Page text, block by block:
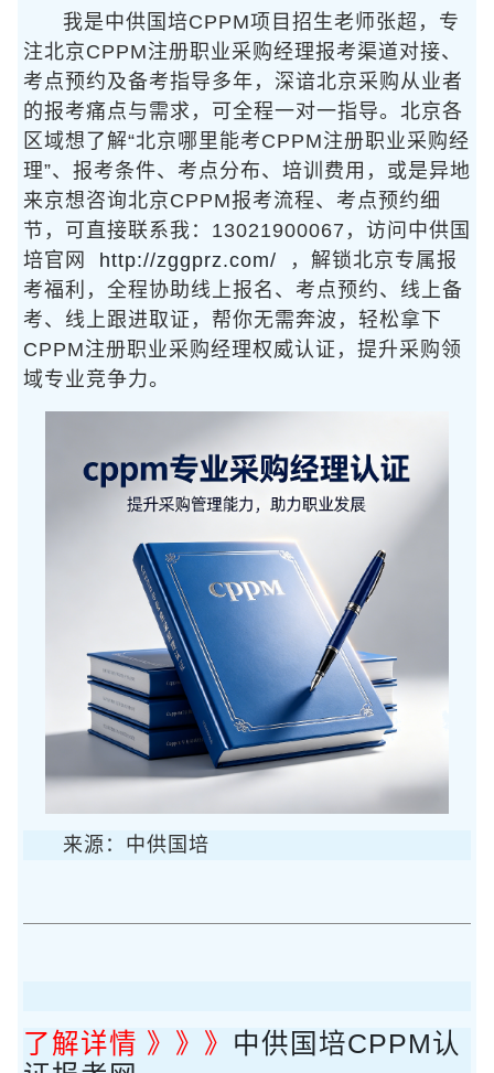
我是中供国培CPPM项目招生老师张超，专
注北京CPPM注册职业采购经理报考渠道对接、
考点预约及备考指导多年，深谙北京采购从业者
的报考痛点与需求，可全程一对一指导。北京各
区域想了解“北京哪里能考CPPM注册职业采购经
理”、报考条件、考点分布、培训费用，或是异地
来京想咨询北京CPPM报考流程、考点预约细
节，可直接联系我：13021900067，访问中供国
培官网 http://zggprz.com/ ，解锁北京专属报
考福利，全程协助线上报名、考点预约、线上备
考、线上跟进取证，帮你无需奔波，轻松拿下
CPPM注册职业采购经理权威认证，提升采购领
域专业竞争力。
来源：中供国培
了解详情 》》》 中供国培CPPM认